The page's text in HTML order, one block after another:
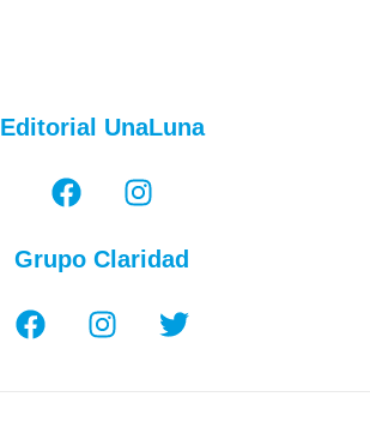
Editorial UnaLuna
Grupo Claridad